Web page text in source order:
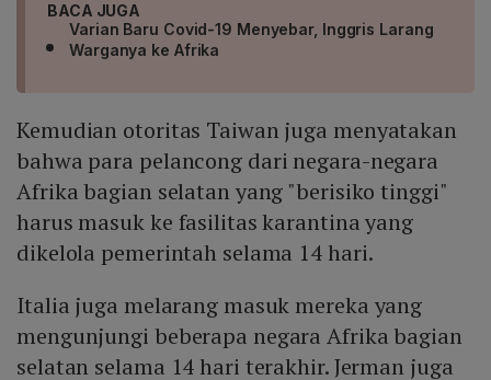
BACA JUGA
Varian Baru Covid-19 Menyebar, Inggris Larang
Warganya ke Afrika
Kemudian otoritas Taiwan juga menyatakan
bahwa para pelancong dari negara-negara
Afrika bagian selatan yang "berisiko tinggi"
harus masuk ke fasilitas karantina yang
dikelola pemerintah selama 14 hari.
Italia juga melarang masuk mereka yang
mengunjungi beberapa negara Afrika bagian
selatan selama 14 hari terakhir. Jerman juga